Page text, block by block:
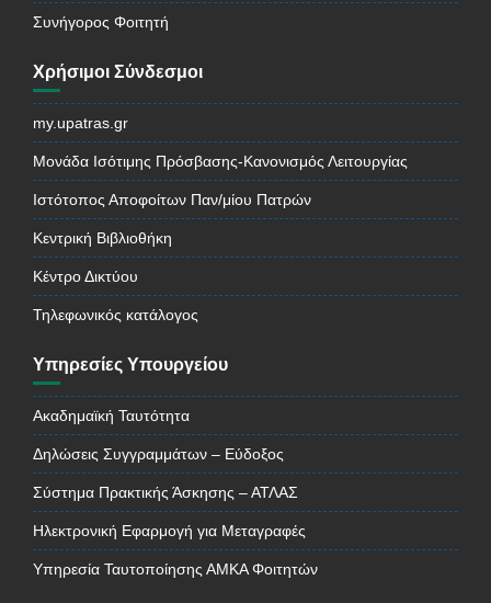
Συνήγορος Φοιτητή
Χρήσιμοι Σύνδεσμοι
my.upatras.gr
Μονάδα Ισότιμης Πρόσβασης-Κανονισμός Λειτουργίας
Ιστότοπος Αποφοίτων Παν/μίου Πατρών
Κεντρική Βιβλιοθήκη
Κέντρο Δικτύου
Τηλεφωνικός κατάλογος
Υπηρεσίες Υπουργείου
Ακαδημαϊκή Ταυτότητα
Δηλώσεις Συγγραμμάτων – Εύδοξος
Σύστημα Πρακτικής Άσκησης – ΑΤΛΑΣ
Ηλεκτρονική Εφαρμογή για Μεταγραφές
Υπηρεσία Ταυτοποίησης ΑΜΚΑ Φοιτητών